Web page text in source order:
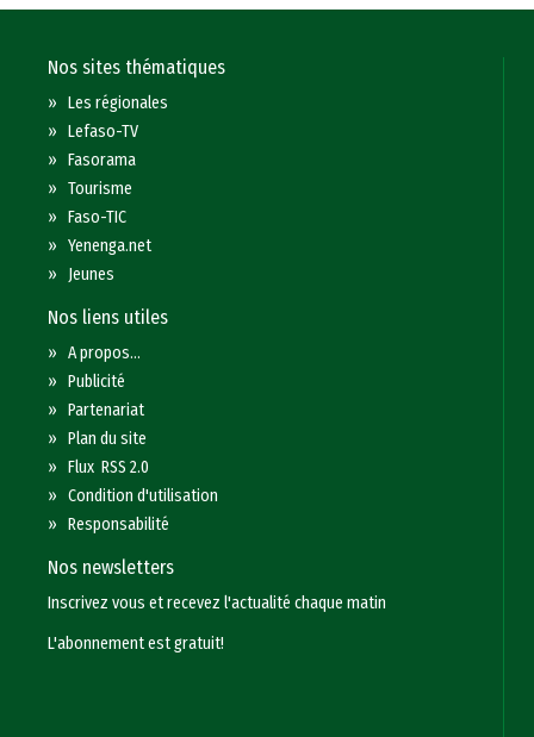
Nos sites thématiques
»Les régionales
»Lefaso-TV
»Fasorama
»Tourisme
»Faso-TIC
»Yenenga.net
» Jeunes
Nos liens utiles
»A propos...
»Publicité
»Partenariat
»Plan du site
»Flux RSS 2.0
»Condition d'utilisation
»Responsabilité
Nos newsletters
Inscrivez vous et recevez l'actualité chaque matin
L'abonnement est gratuit!